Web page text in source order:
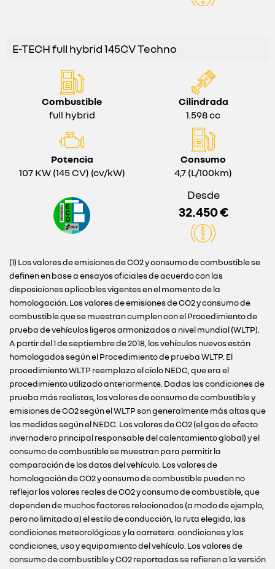
E-TECH full hybrid 145CV Techno
Combustible
full hybrid
Cilindrada
1.598 cc
Potencia
107 KW (145 CV) (cv/kW)
Consumo
4,7 (L/100km)
Desde
32.450 €
(1) Los valores de emisiones de CO2 y consumo de combustible se
definen en base a ensayos oficiales de acuerdo con las
disposiciones aplicables vigentes en el momento de la
homologación. Los valores de emisiones de CO2 y consumo de
combustible que se muestran cumplen con el Procedimiento de
prueba de vehículos ligeros armonizados a nivel mundial (WLTP).
A partir del 1 de septiembre de 2018, los vehículos nuevos están
homologados según el Procedimiento de prueba WLTP. El
procedimiento WLTP reemplaza el ciclo NEDC, que era el
procedimiento utilizado anteriormente. Dadas las condiciones de
prueba más realistas, los valores de consumo de combustible y
emisiones de CO2 según el WLTP son generalmente más altas que
las medidas según el NEDC. Los valores de CO2 (el gas de efecto
invernadero principal responsable del calentamiento global) y el
consumo de combustible se muestran para permitir la
comparación de los datos del vehículo. Los valores de
homologación de CO2 y consumo de combustible pueden no
reflejar los valores reales de CO2 y consumo de combustible, que
dependen de muchos factores relacionados (a modo de ejemplo,
pero no limitado a) el estilo de conducción, la ruta elegida, las
condiciones meteorológicas y la carretera. condiciones y las
condiciones, uso y equipamiento del vehículo. Los valores de
consumo de combustible y CO2 reportadas se refieren a la versión